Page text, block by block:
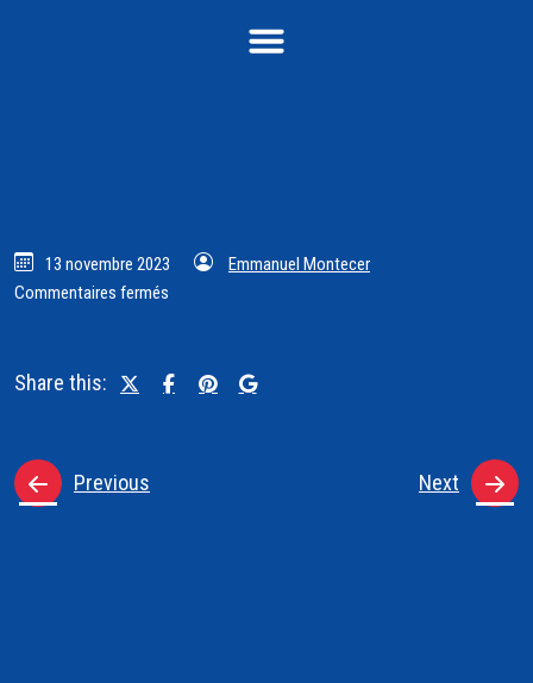
13 novembre 2023
Emmanuel Montecer
Commentaires fermés
Share this:
Previous Next